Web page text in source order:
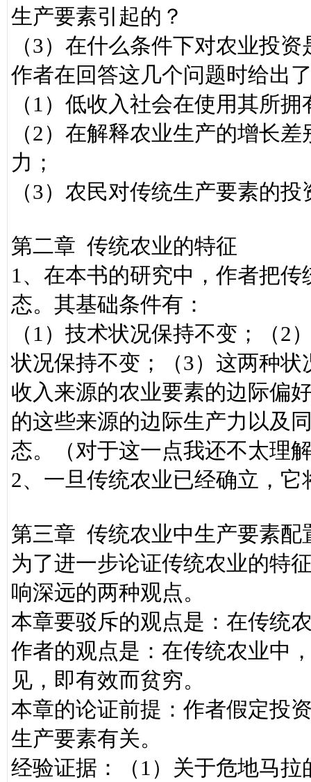
生产要素引起的？
（3）在什么条件下对农业投
作者在回答这几个问题时给出
（1）低收入社会在使用其所
（2）在解释农业生产的增长
力；
（3）农民对传统生产要素的
第二章 传统农业的特征
1、在本书的研究中，作者把
态。其基础条件有：
（1）技术状况保持不变；（2
状况保持不变；（3）这两种
收入来源的农业要素的边际偏
的这些来源的边际生产力以及
态。（对于这一点我还不太理
2、一旦传统农业已经确立，
第三章 传统农业中生产要素配
为了进一步论证传统农业的特
响深远的两种观点。
本章要驳斥的观点是：在传统
作者的观点是：在传统农业中
见，即有效而贫穷。
本章的论证前提：作者假定投
生产要素有关。
经验证据：（1）关于危地马